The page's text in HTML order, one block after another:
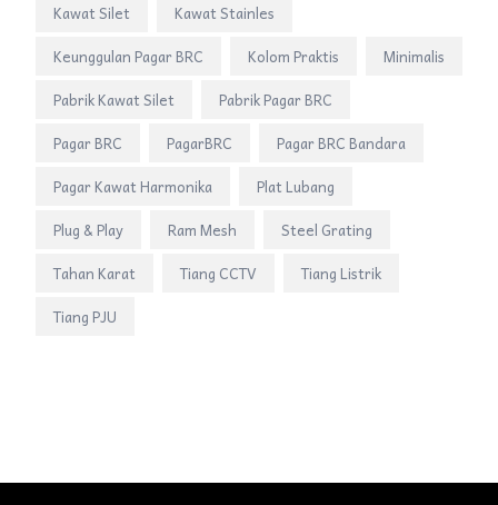
Kawat Silet
Kawat Stainles
Keunggulan Pagar BRC
Kolom Praktis
Minimalis
Pabrik Kawat Silet
Pabrik Pagar BRC
Pagar BRC
PagarBRC
Pagar BRC Bandara
Pagar Kawat Harmonika
Plat Lubang
Plug & Play
Ram Mesh
Steel Grating
Tahan Karat
Tiang CCTV
Tiang Listrik
Tiang PJU